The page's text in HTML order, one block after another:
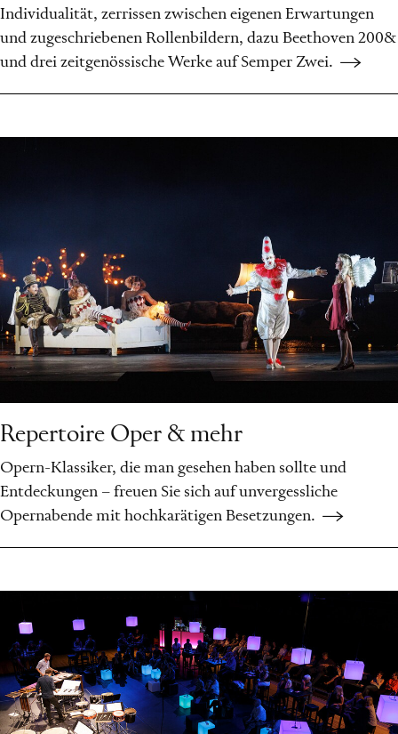
Individualität, zerrissen zwischen eigenen Erwartungen
und zugeschriebenen Rollenbildern, dazu Beethoven 200&
und drei zeitgenössische Werke auf Semper Zwei.
Repertoire Oper & mehr
Opern-Klassiker, die man gesehen haben sollte und
Entdeckungen – freuen Sie sich auf unvergessliche
Opernabende mit hochkarätigen Besetzungen.